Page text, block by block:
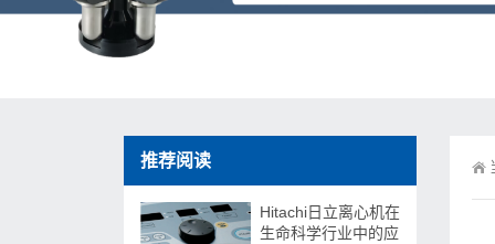
推荐阅读
Hitachi日立离心机在
生命科学行业中的应